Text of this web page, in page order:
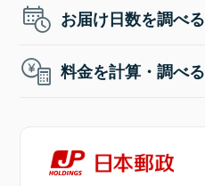
お届け日数を調べる
料金を計算・調べる